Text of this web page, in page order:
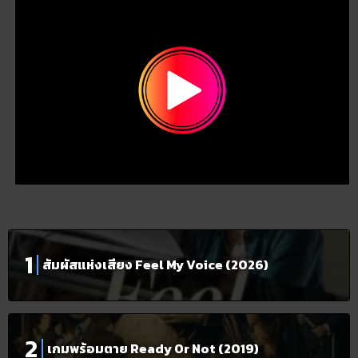
สัมผัสแห่งเสียง Feel My Voice (2026)
เกมพร้อมตาย Ready Or Not (2019)